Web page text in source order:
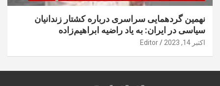
نهمین گردهمایی سراسری درباره کشتار زندانیان
سیاسی در ایران: به یاد راضیه ابراهیم‌زاده
اکتبر 14, 2023 Editor